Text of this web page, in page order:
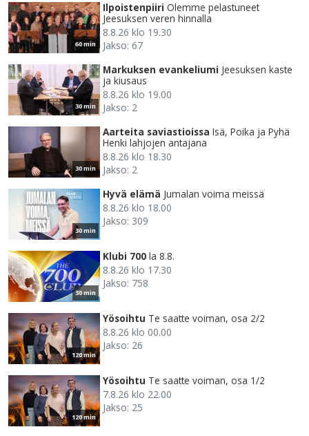
60 min
Ilpoistenpiiri Olemme pelastuneet
Jeesuksen veren hinnalla
8.8.26 klo 19.30
Jakso: 67
30 min
Markuksen evankeliumi Jeesuksen kaste
ja kiusaus
8.8.26 klo 19.00
Jakso: 2
30 min
Aarteita saviastioissa Isä, Poika ja Pyhä
Henki lahjojen antajana
8.8.26 klo 18.30
Jakso: 2
30 min
Hyvä elämä Jumalan voima meissä
8.8.26 klo 18.00
Jakso: 309
30 min
Klubi 700 la 8.8.
8.8.26 klo 17.30
Jakso: 758
120 min
Yösoihtu Te saatte voiman, osa 2/2
8.8.26 klo 00.00
Jakso: 26
120 min
Yösoihtu Te saatte voiman, osa 1/2
7.8.26 klo 22.00
Jakso: 25